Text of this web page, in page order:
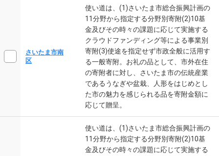
さいたま市南
区
使い道は、(1)さいたま市総合振興計画の
11分野から指定する分野別寄附(2)10基
金及びその時々の課題に応じて実施する
クラウドファンディング等による事業別
寄附(3)使途を指定せず市政全般に活用す
る一般寄附。お礼の品として、市外在住
の寄附者に対し、さいたま市の伝統産業
であるうなぎや盆栽、人形をはじめとし
た市の魅力を感じられる品を寄附金額に
応じて贈呈。
使い道は、(1)さいたま市総合振興計画の
11分野から指定する分野別寄附(2)10基
金及びその時々の課題に応じて実施する